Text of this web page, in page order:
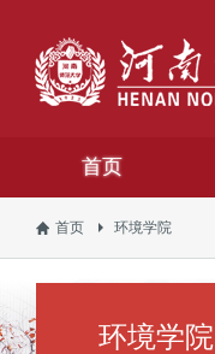
首页
首页 环境学院
环境学院